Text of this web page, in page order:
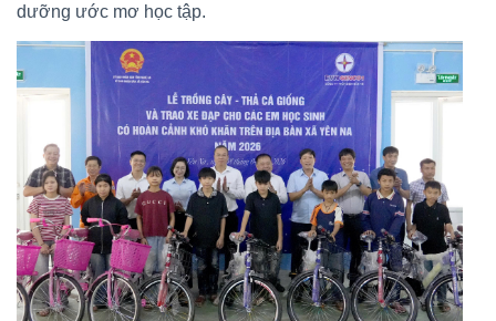
dưỡng ước mơ học tập.